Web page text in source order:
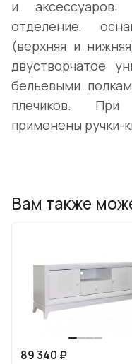
и аксессуаров:
отделение,
(верхняя и
двустворчатое
бельевыми
плечиков. При
применены ручки-
Вам также
89 340 ₽